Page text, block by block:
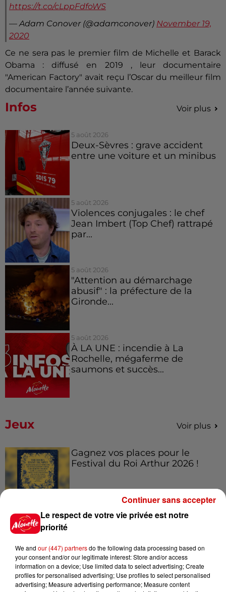
https://t.co/cLppFdfoWS
— Adam Conover (@adamconover) November 19,
2020
Ce ne sera pas le premier film de Michelle et Barack
Obama : diffusé en 2019 , leur documentaire
"American Factory" avait reçu l’Oscar du meilleur film
documentaire l’année suivante.
Infos Voir plus
5 août 2026
Deux-Sèvres : grave accident
entre une voiture et un minibus
5 août 2026
Violences conjugales : le chef
Jean Imbert (Top Chef) rattrapé
par...
5 août 2026
"Attention au démarchage
abusif" : la préfecture de la
Gironde...
5 août 2026
À LA UNE : incendie à La
Rochelle, mégaferme de
saumons et succès...
Jeux Voir plus
Gagnez vos places pour le
Festival du Roi Arthur 2026 !
Gagnez vos entrées pour le
Alouette vous invite à
Le respect de votre vie privée est notre
priorité
We and our (447) partnersdo the following data processing based on
your consent and/or our legitimate interest: Store and/or access
information on a device; Use limited data to select advertising; Create
profiles for personalised advertising; Use profiles to select personalised
advertising; Measure advertising performance; Measure content
Continuer sans accepter